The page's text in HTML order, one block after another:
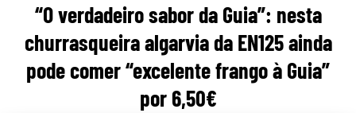
“O verdadeiro sabor da Guia”: nesta
churrasqueira algarvia da EN125 ainda
pode comer “excelente frango à Guia”
por 6,50€